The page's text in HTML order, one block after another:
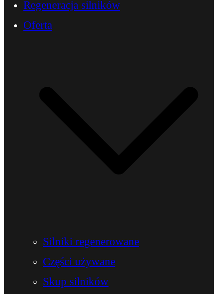
Regeneracja silników
Oferta
Silniki regenerowane
Części używane
Skup silników